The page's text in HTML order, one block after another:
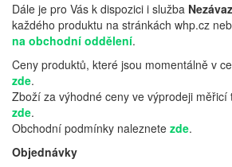
Dále je pro Vás k dispozici i služba
každého produktu na stránkách whp.cz
na obchodní oddělení.
Ceny produktů, které jsou momentálně v
zde.
Zboží za výhodné ceny ve výprodeji měřicí
zde.
Obchodní podmínky naleznete zde.
Objednávky